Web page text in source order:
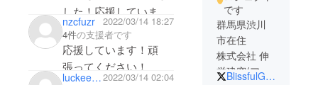
した！応援していま
す！頑張ってくださ
い！
nzcfuzr 2022/03/14 18:27
4件の支援者です
応援しています！頑
張ってください！
luckeema2022/03/14 02:04
です
群馬県渋川
市在住
株式会社 伸
栄建窓(アルBlissfulGarden_